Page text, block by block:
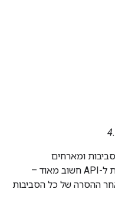
ומארחים
וירטואליים. שימו לב הסדר של הקריאות ל-API חשוב מאוד –
ההסרה של כל הסביבות